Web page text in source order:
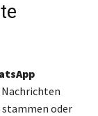
Nachrichten
oder